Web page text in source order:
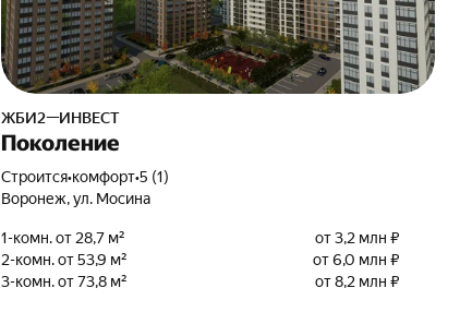
ЖБИ2—ИНВЕСТ
Поколение
Строится•комфорт•5 (1)
Воронеж, ул. Мосина
1-комн. от 28,7 м²
от 3,2 млн ₽
2-комн. от 53,9 м²
от 6,0 млн ₽
3-комн. от 73,8 м²
от 8,2 млн ₽